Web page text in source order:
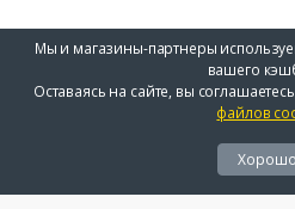
Мы и магазины-партнеры
вашего
Оставаясь на сайте, вы
файлов
Хорошо